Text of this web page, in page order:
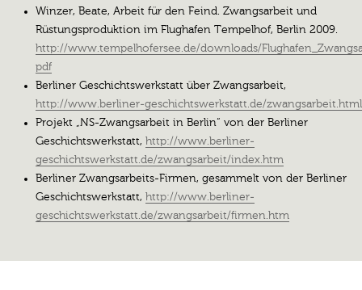
Winzer, Beate, Arbeit für den Feind. Zwangsarbeit und
Rüstungsproduktion im Flughafen Tempelhof, Berlin 2009.
http://www.tempelhofersee.de/downloads/
pdf
Berliner Geschichtswerkstatt über Zwangsarbeit,
http://www.berliner-geschichtswerkstatt.de/zwangsarbeit.html
Projekt „NS-Zwangsarbeit in Berlin“ von der Berliner
Geschichtswerkstatt, http://www.berliner-
geschichtswerkstatt.de/zwangsarbeit/index.htm
Berliner Zwangsarbeits-Firmen, gesammelt von der Berliner
Geschichtswerkstatt, http://www.berliner-
geschichtswerkstatt.de/zwangsarbeit/firmen.htm